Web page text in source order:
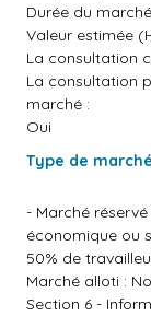
Durée du
Valeur estimée
La consultation
La consultation
marché :
Oui
Type de
- Marché
économique ou
50% de
Marché alloti :
Section 6 -